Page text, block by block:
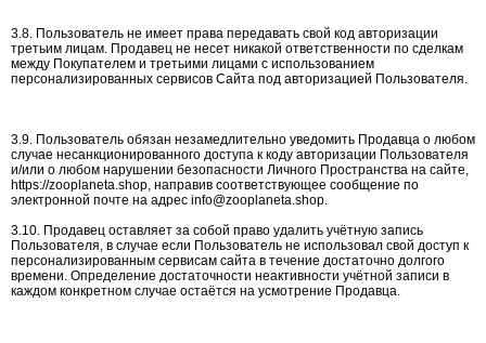
3.8. Пользователь не имеет права передавать свой код авторизации
третьим лицам. Продавец не несет никакой ответственности по сделкам
между Покупателем и третьими лицами с использованием
персонализированных сервисов Сайта под авторизацией Пользователя.
3.9. Пользователь обязан незамедлительно уведомить Продавца о любом
случае несанкционированного доступа к коду авторизации Пользователя
и/или о любом нарушении безопасности Личного Пространства на сайте,
https://zooplaneta.shop, направив соответствующее сообщение по
электронной почте на адрес info@zooplaneta.shop.
3.10. Продавец оставляет за собой право удалить учётную запись
Пользователя, в случае если Пользователь не использовал свой доступ к
персонализированным сервисам сайта в течение достаточно долгого
времени. Определение достаточности неактивности учётной записи в
каждом конкретном случае остаётся на усмотрение Продавца.